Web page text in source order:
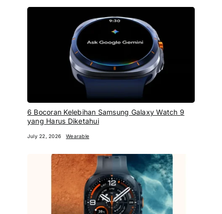
6 Bocoran Kelebihan Samsung Galaxy Watch 9
yang Harus Diketahui
July 22, 2026 Wearable